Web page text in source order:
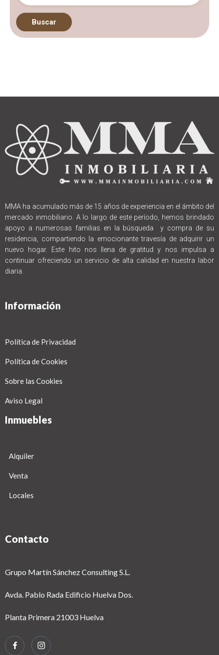
Buscar
MMA ha acumulado más de 15 años de experiencia en el ámbito del
mercado inmobiliario. A lo largo de este período, hemos brindado
apoyo a numerosas familias en la búsqueda y compra de su
residencia, compartiendo la emocionante travesía de adquirir un
nuevo hogar. Este hito nos llena de gratitud y nos impulsa a
continuar ofreciendo un servicio de alta calidad en nuestra labor
diaria.
Información
Política de Privacidad
Política de Cookies
Sobre las Cookies
Aviso Legal
Inmuebles
Alquiler
Venta
Locales
Contacto
Grupo Martín Sánchez Consulting S.L.
Avda. Pablo Rada Edificio Huelva Dos.
Planta Primera 21003 Huelva